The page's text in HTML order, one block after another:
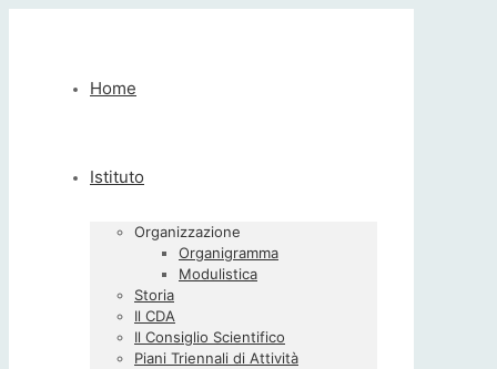
Home
Istituto
Organizzazione
Organigramma
Modulistica
Storia
Il CDA
Il Consiglio Scientifico
Piani Triennali di Attività